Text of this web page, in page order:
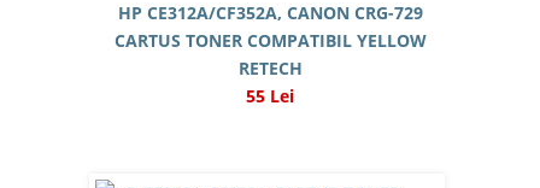
HP CE312A/CF352A, CANON CRG-729
CARTUS TONER COMPATIBIL YELLOW
RETECH
55 Lei